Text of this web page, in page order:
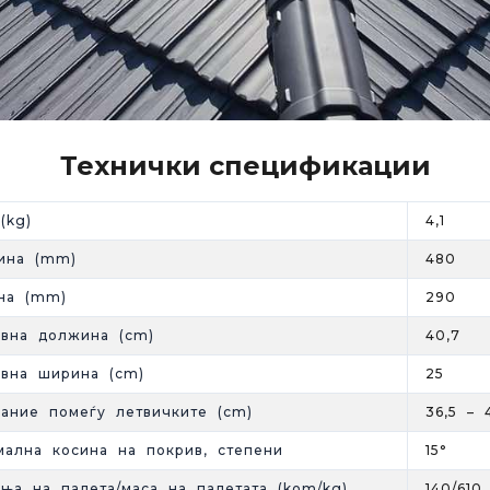
Технички спецификации
4,1
(mm) 480
(mm) 290
должина (cm) 40,7
ширина (cm) 25
помеѓу летвичките (cm) 36,5 –
косина на покрив, степени 15°